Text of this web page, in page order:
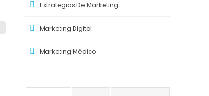
Estrategias De Marketing
Marketing Digital
Marketing Médico